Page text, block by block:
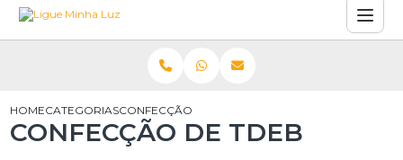
HOMECATEGORIASCONFECÇÃO DE TDEB
CONFECÇÃO DE TDEB